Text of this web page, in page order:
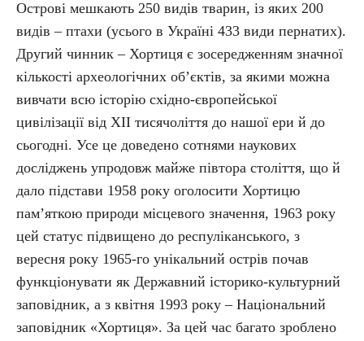
Острові мешкають 250 видів тварин, із яких 200
видів – птахи (усього в Україні 433 види пернатих).
Другий чинник – Хортиця є зосередженням значної
кількості археологічних об’єктів, за якими можна
вивчати всю історію східно-європейської
цивілізації від XII тисячоліття до нашої ери й до
сьогодні. Усе це доведено сотнями наукових
досліджень упродовж майже півтора століття, що й
дало підстави 1958 року оголосити Хортицю
пам’яткою природи місцевого значення, 1963 року
цей статус підвищено до респуліканського, з
вересня року 1965-го унікальний острів почав
функціонувати як Державний історико-культурний
заповідник, а з квітня 1993 року – Національний
заповідник «Хортиця». За цей час багато зроблено